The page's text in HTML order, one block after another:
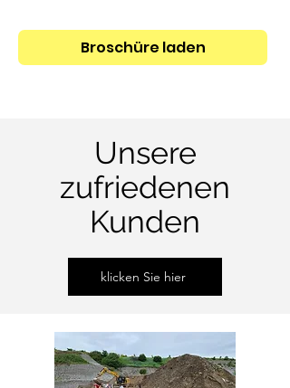
Broschüre laden
Unsere
zufriedenen
Kunden
klicken Sie hier